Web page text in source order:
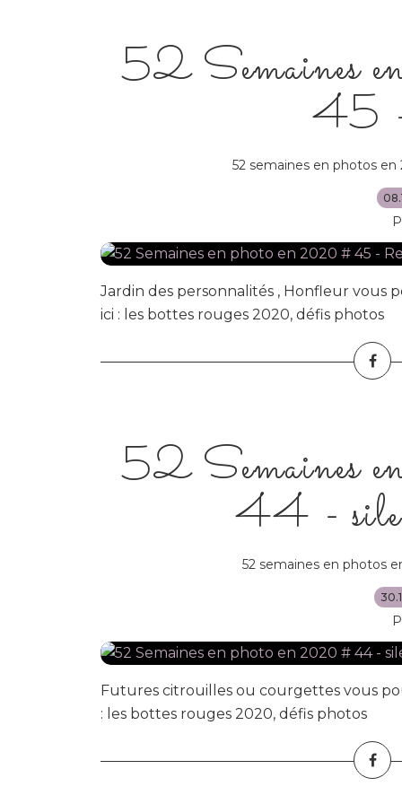
52 Semaines
45
52 semaines en photos en
Jardin des personnalités , Honfleur vous
ici : les bottes rouges 2020, défis photos
52 Semaines
44 -
52 semaines en photos
Futures citrouilles ou courgettes vous
: les bottes rouges 2020, défis photos